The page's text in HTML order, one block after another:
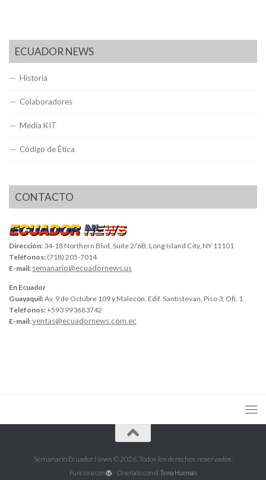
ECUADOR NEWS
Historia
Colaboradores
Media KIT
Código de Ética
CONTACTO
Dirección: 34-18 Northern Blvd, Suite 2/6B, Long Island City, NY 11101
Teléfonos: (718) 205-7014
E-mail: semanario@ecuadornews.us
En Ecuador
Guayaquil:Av. 9 de Octubre 109 y Malecón, Edif. Santistevan, Piso 3, Ofi. 1
Teléfonos:+593 993683742
E-mail:ventas@ecuadornews.com.ec
Semanario Ecuador News © 2026. Todos los derechos reservados.
Funciona con - Diseñado con el Tema Hueman